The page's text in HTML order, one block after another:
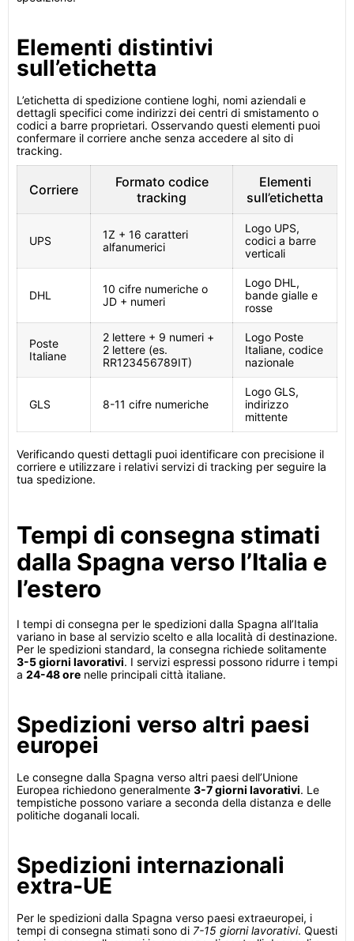
Elementi distintivi
sull’etichetta
L’etichetta di spedizione contiene loghi, nomi aziendali e
dettagli specifici come indirizzi dei centri di smistamento o
codici a barre proprietari. Osservando questi elementi puoi
confermare il corriere anche senza accedere al sito di
tracking.
Corriere
Formato codice
tracking
Elementi
sull’etichetta
UPS
1Z + 16 caratteri
alfanumerici
Logo UPS,
codici a barre
verticali
DHL
10 cifre numeriche o
JD + numeri
Logo DHL,
bande gialle e
rosse
Poste
Italiane
2 lettere + 9 numeri +
2 lettere (es.
RR123456789IT)
Logo Poste
Italiane, codice
nazionale
GLS 8-11 cifre numeriche
Logo GLS,
indirizzo
mittente
Verificando questi dettagli puoi identificare con precisione il
corriere e utilizzare i relativi servizi di tracking per seguire la
tua spedizione.
Tempi di consegna stimati
dalla Spagna verso l’Italia e
l’estero
I tempi di consegna per le spedizioni dalla Spagna all’Italia
variano in base al servizio scelto e alla località di destinazione.
Per le spedizioni standard, la consegna richiede solitamente
3-5 giorni lavorativi. I servizi espressi possono ridurre i tempi
a 24-48 ore nelle principali città italiane.
Spedizioni verso altri paesi
europei
Le consegne dalla Spagna verso altri paesi dell’Unione
Europea richiedono generalmente 3-7 giorni lavorativi. Le
tempistiche possono variare a seconda della distanza e delle
politiche doganali locali.
Spedizioni internazionali
extra-UE
Per le spedizioni dalla Spagna verso paesi extraeuropei, i
tempi di consegna stimati sono di 7-15 giorni lavorativi. Questi